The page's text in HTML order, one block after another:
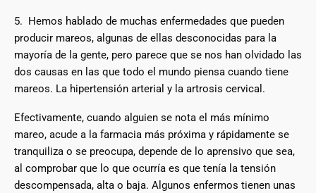
5. Hemos hablado de muchas enfermedades que pueden
producir mareos, algunas de ellas desconocidas para la
mayoría de la gente, pero parece que se nos han olvidado las
dos causas en las que todo el mundo piensa cuando tiene
mareos. La hipertensión arterial y la artrosis cervical.
Efectivamente, cuando alguien se nota el más mínimo
mareo, acude a la farmacia más próxima y rápidamente se
tranquiliza o se preocupa, depende de lo aprensivo que sea,
al comprobar que lo que ocurría es que tenía la tensión
descompensada, alta o baja. Algunos enfermos tienen unas